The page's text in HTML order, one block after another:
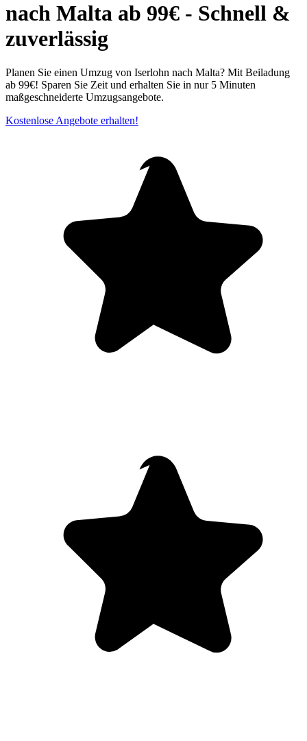
nach Malta ab 99€ - Schnell &
zuverlässig
Planen Sie einen Umzug von Iserlohn nach Malta? Mit Beiladung
ab 99€! Sparen Sie Zeit und erhalten Sie in nur 5 Minuten
maßgeschneiderte Umzugsangebote.
Kostenlose Angebote erhalten!